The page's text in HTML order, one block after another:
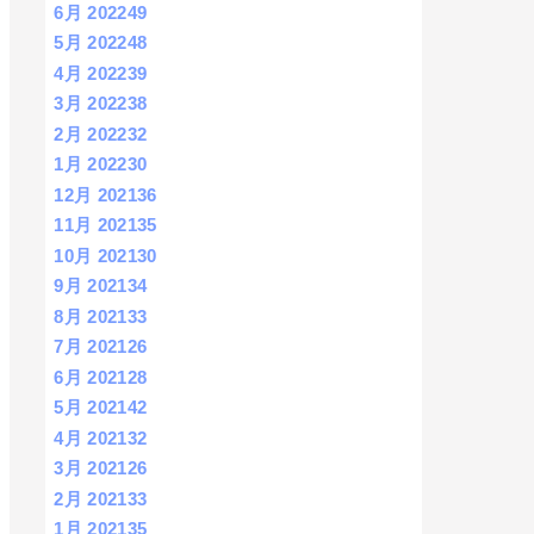
6月 202249
5月 202248
4月 202239
3月 202238
2月 202232
1月 202230
12月 202136
11月 202135
10月 202130
9月 202134
8月 202133
7月 202126
6月 202128
5月 202142
4月 202132
3月 202126
2月 202133
1月 202135